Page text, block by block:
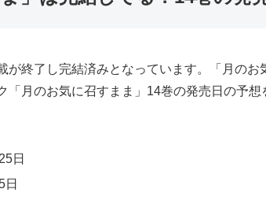
が終了し完結済みとなっています。「月の
「月のお気に召すまま」14巻の発売日の予
日
日